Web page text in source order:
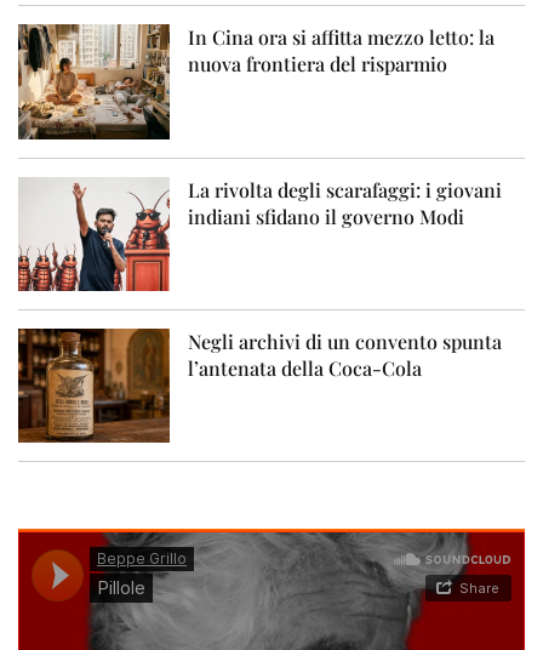
In Cina ora si affitta mezzo letto: la
nuova frontiera del risparmio
La rivolta degli scarafaggi: i giovani
indiani sfidano il governo Modi
Negli archivi di un convento spunta
l’antenata della Coca-Cola